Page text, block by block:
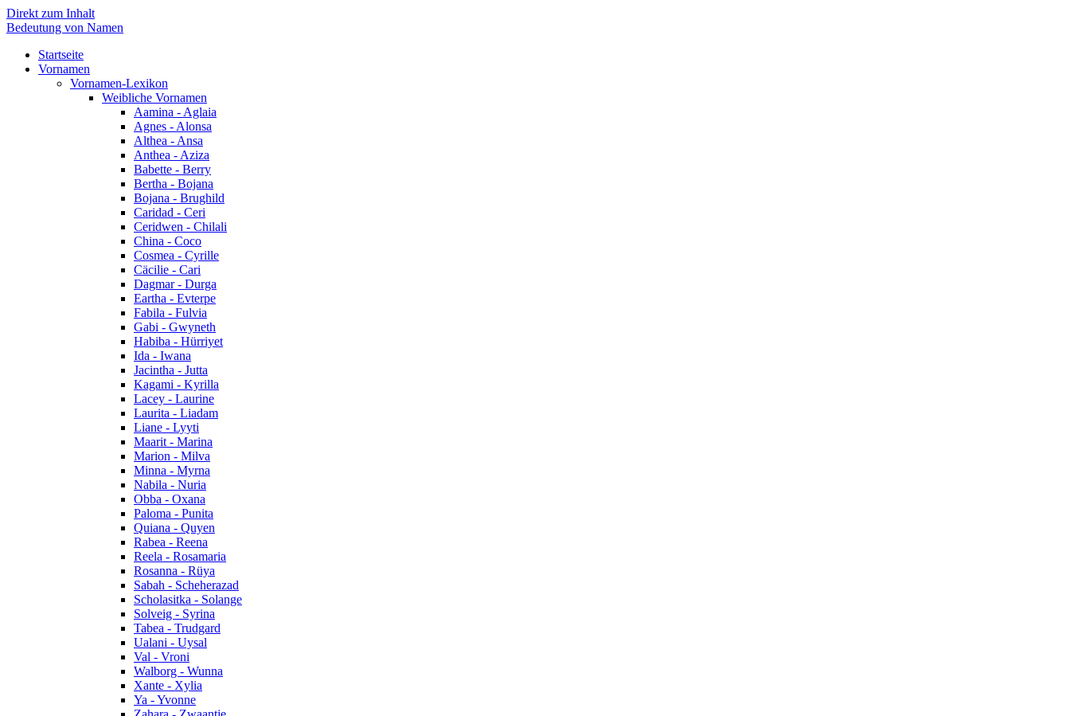
Direkt zum Inhalt
Bedeutung von Namen
Startseite
Vornamen
Vornamen-Lexikon
Weibliche Vornamen
Aamina - Aglaia
Agnes - Alonsa
Althea - Ansa
Anthea - Aziza
Babette - Berry
Bertha - Bojana
Bojana - Brughild
Caridad - Ceri
Ceridwen - Chilali
China - Coco
Cosmea - Cyrille
Cäcilie - Cari
Dagmar - Durga
Eartha - Evterpe
Fabila - Fulvia
Gabi - Gwyneth
Habiba - Hürriyet
Ida - Iwana
Jacintha - Jutta
Kagami - Kyrilla
Lacey - Laurine
Laurita - Liadam
Liane - Lyyti
Maarit - Marina
Marion - Milva
Minna - Myrna
Nabila - Nuria
Obba - Oxana
Paloma - Punita
Quiana - Quyen
Rabea - Reena
Reela - Rosamaria
Rosanna - Rüya
Sabah - Scheherazad
Scholasitka - Solange
Solveig - Syrina
Tabea - Trudgard
Ualani - Uysal
Val - Vroni
Walborg - Wunna
Xante - Xylia
Ya - Yvonne